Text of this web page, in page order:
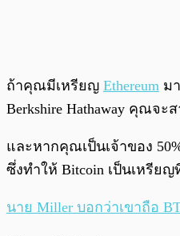
ถ้าคุณมีเหรียญ Ethereum ม
Berkshire Hathaway คุณจะ
และหากคุณเป็นเจ้าของ
ซึ่งทำให้ Bitcoin เป็นเหรีย
นาย Miller บอกว่าเขาถือ